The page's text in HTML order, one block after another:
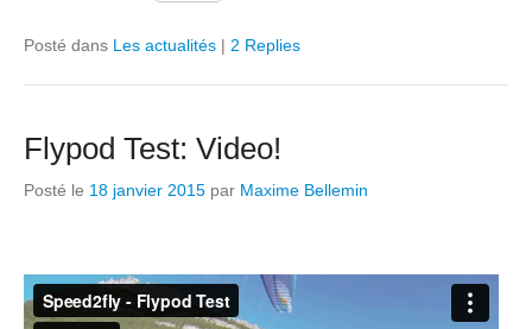
Posté dans Les actualités | 2 Replies
Flypod Test: Video!
Posté le 18 janvier 2015 par Maxime Bellemin